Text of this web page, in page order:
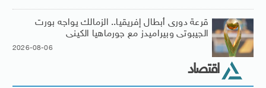
قرعة دورى أبطال إفريقيا.. الزمالك يواجه بورت
الجيبوتى وبيراميدز مع جورماهيا الكينى
2026-08-06
اقتصاد